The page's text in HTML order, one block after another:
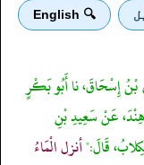
🔍 English
إِسْحَاقَ، نا أَبُو بَكْرٍ
هِنْدَ، عَنْ سَعِيدِ بْنِ
قَالَ:"أنزل الْمَاءُ